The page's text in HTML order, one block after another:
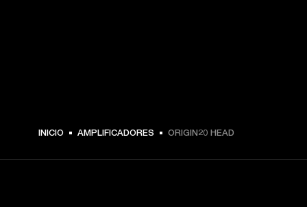
INICIO AMPLIFICADORES ORIGIN20 HEAD